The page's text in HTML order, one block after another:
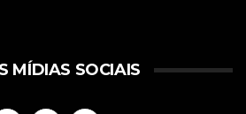
MÍDIAS SOCIAIS